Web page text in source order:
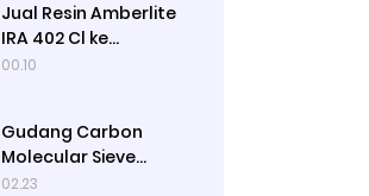
Jual Resin Amberlite
IRA 402 Cl ke
Pamekasan - Ady
00.10
Gudang Carbon
Molecular Sieve
Nitrogen Generation
02.23